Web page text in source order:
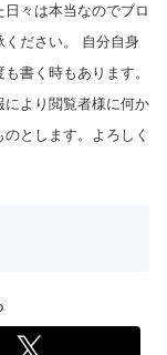
々は本当なのでブロ
ください。 自分自身
書く時もあります。
より閲覧者様に何か
とします。よろしく